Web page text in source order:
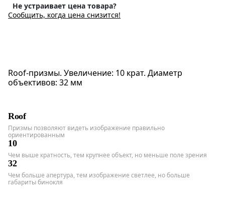
Не устраивает цена товара?
Сообщить, когда цена снизится!
Roof-призмы. Увеличение: 10 крат. Диаметр
объективов: 32 мм
Roof
Призмы позволяют видеть изображение правильно
ориентированным
10
Чем выше кратность, тем крупнее объект, но меньше поле зрения
32
Чем больше апертура, тем изображение светлее, но больше
габариты бинокля